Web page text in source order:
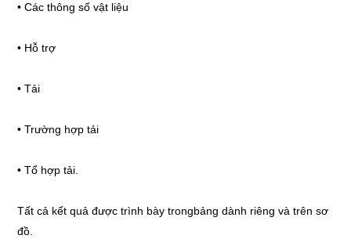
• Các thông số vật liệu
• Hỗ trợ
• Tải
• Trường hợp tải
• Tổ hợp tải.
Tất cả kết quả được trình bày trongbảng dành riêng và trên sơ
đồ.